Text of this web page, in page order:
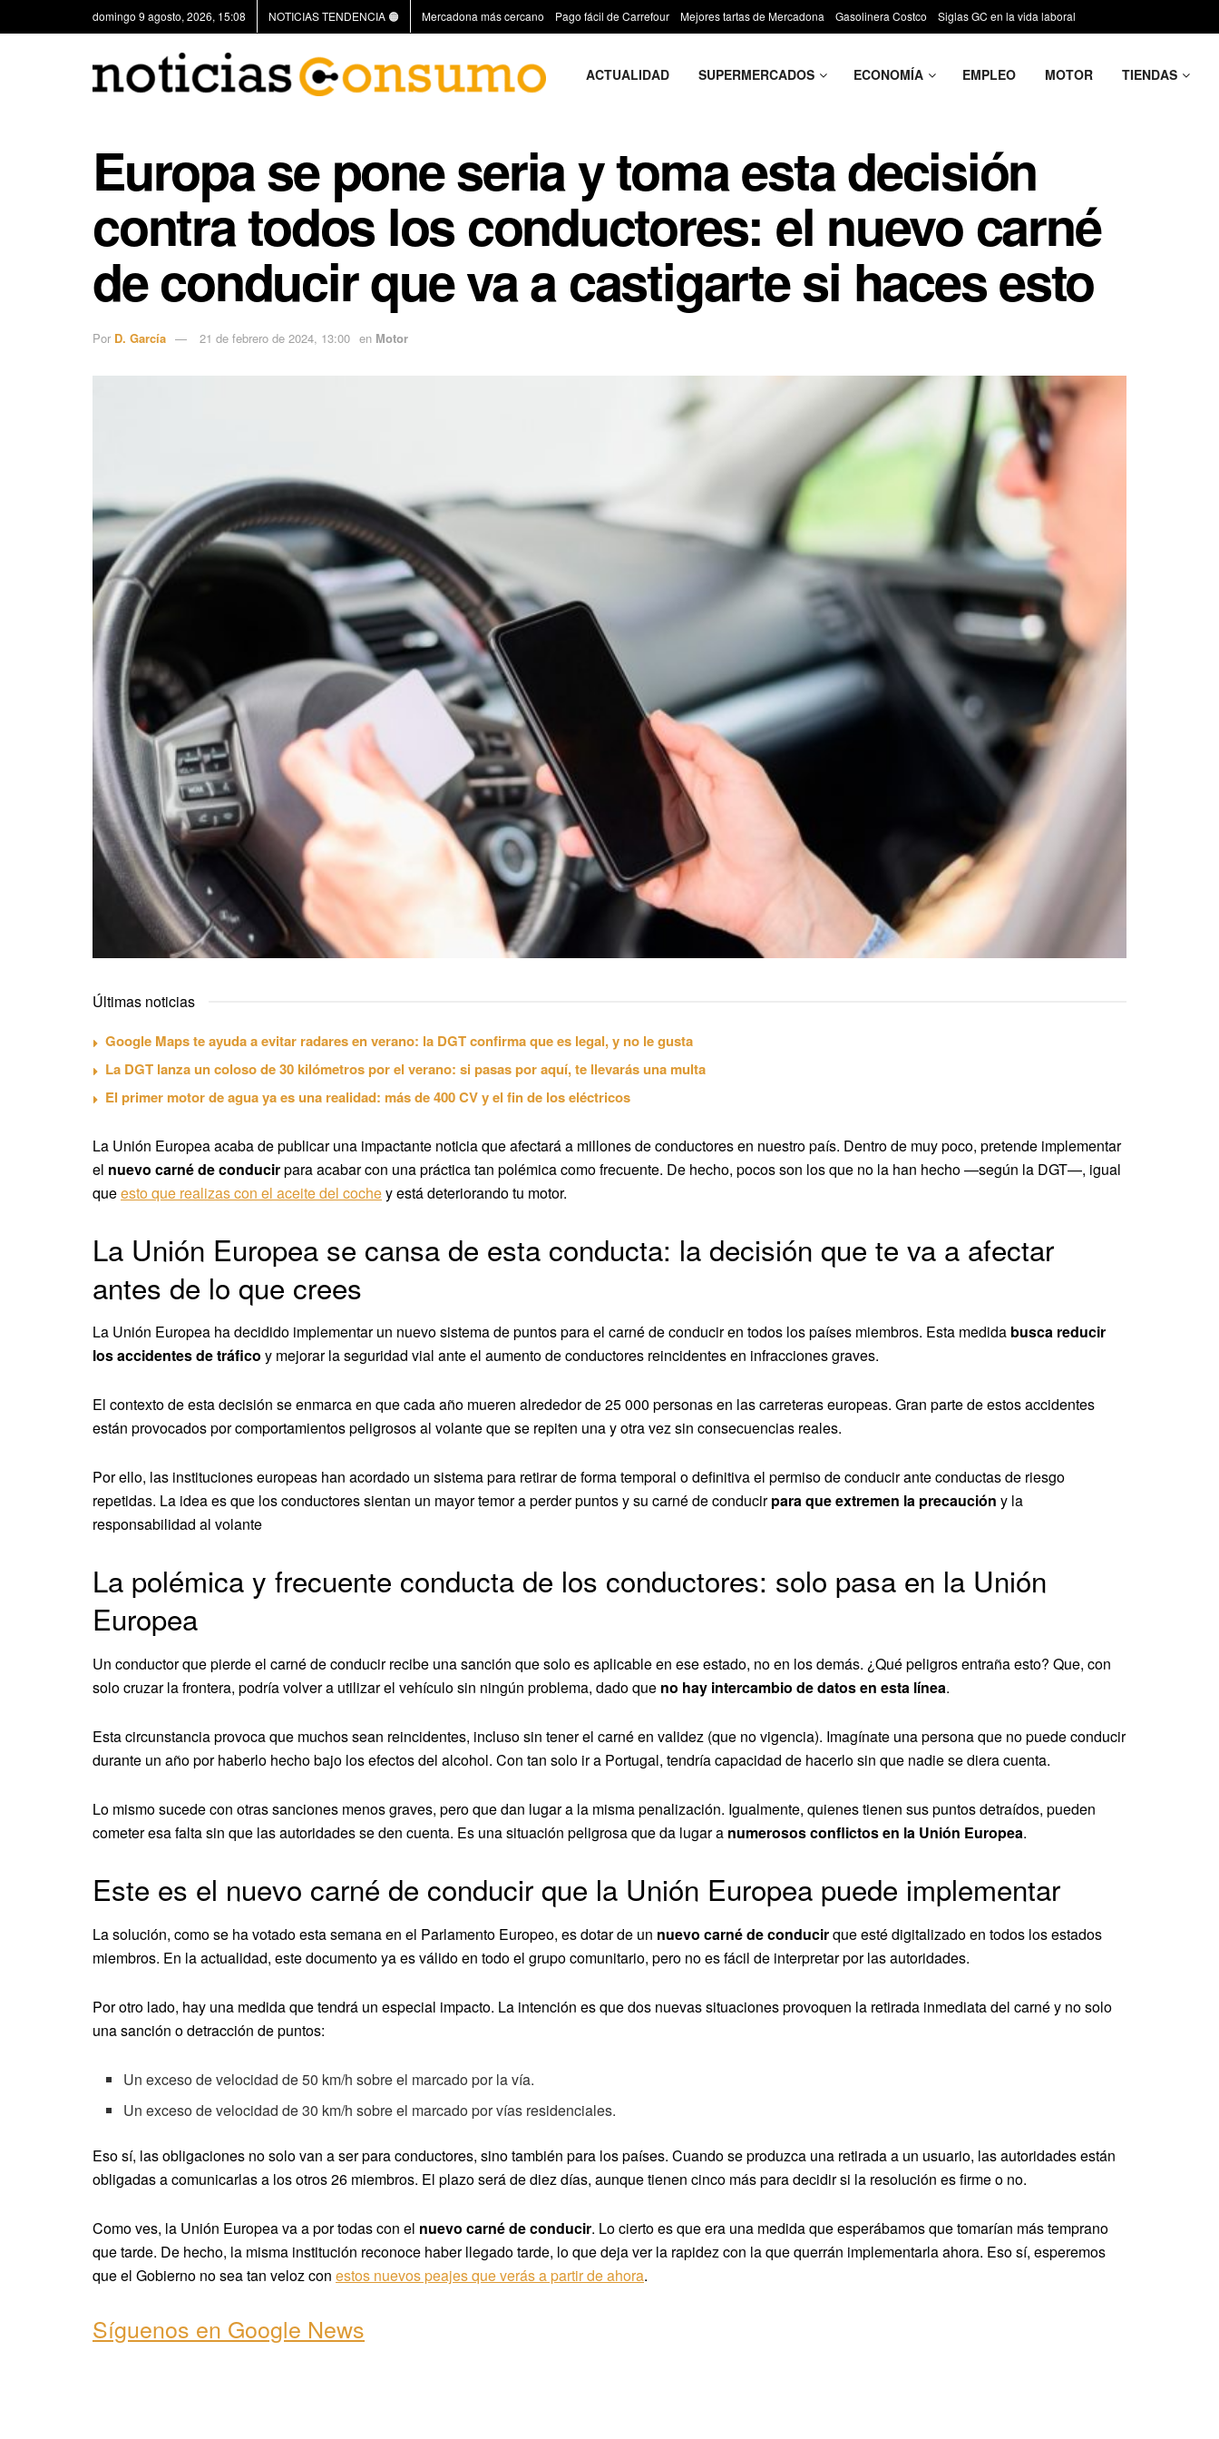
domingo 9 agosto, 2026, 15:08 NOTICIAS TENDENCIA 🟠 Mercadona más cercano Pago fácil de Carrefour Mejores tartas de Mercadona Gasolinera Costco Siglas GC en la vida laboral
ACTUALIDAD SUPERMERCADOS ECONOMÍA EMPLEO MOTOR TIENDAS
Europa se pone seria y toma esta decisión
contra todos los conductores: el nuevo carné
de conducir que va a castigarte si haces esto
Por D. García 21 de febrero de 2024, 13:00 en Motor
Últimas noticias
Google Maps te ayuda a evitar radares en verano: la DGT confirma que es legal, y no le gusta
La DGT lanza un coloso de 30 kilómetros por el verano: si pasas por aquí, te llevarás una multa
El primer motor de agua ya es una realidad: más de 400 CV y el fin de los eléctricos
La Unión Europea acaba de publicar una impactante noticia que afectará a millones de conductores en nuestro país. Dentro de muy poco, pretende implementar
el nuevo carné de conducirpara acabar con una práctica tan polémica como frecuente. De hecho, pocos son los que no la han hecho —según la DGT—, igual
queesto que realizas con el aceite del cochey está deteriorando tu motor.
La Unión Europea se cansa de esta conducta: la decisión que te va a afectar
antes de lo que crees
La Unión Europea ha decidido implementar un nuevo sistema de puntos para el carné de conducir en todos los países miembros. Esta medida busca reducir
los accidentes de tráfico y mejorar la seguridad vial ante el aumento de conductores reincidentes en infracciones graves.
El contexto de esta decisión se enmarca en que cada año mueren alrededor de 25 000 personas en las carreteras europeas. Gran parte de estos accidentes
están provocados por comportamientos peligrosos al volante que se repiten una y otra vez sin consecuencias reales.
Por ello, las instituciones europeas han acordado un sistema para retirar de forma temporal o definitiva el permiso de conducir ante conductas de riesgo
repetidas. La idea es que los conductores sientan un mayor temor a perder puntos y su carné de conducirpara que extremen la precaución y la
responsabilidad al volante
La polémica y frecuente conducta de los conductores: solo pasa en la Unión
Europea
Un conductor que pierde el carné de conducir recibe una sanción que solo es aplicable en ese estado, no en los demás. ¿Qué peligros entraña esto? Que, con
solo cruzar la frontera, podría volver a utilizar el vehículo sin ningún problema, dado que no hay intercambio de datos en esta línea.
Esta circunstancia provoca que muchos sean reincidentes, incluso sin tener el carné en validez (que no vigencia). Imagínate una persona que no puede conducir
durante un año por haberlo hecho bajo los efectos del alcohol. Con tan solo ir a Portugal, tendría capacidad de hacerlo sin que nadie se diera cuenta.
Lo mismo sucede con otras sanciones menos graves, pero que dan lugar a la misma penalización. Igualmente, quienes tienen sus puntos detraídos, pueden
cometer esa falta sin que las autoridades se den cuenta. Es una situación peligrosa que da lugar a numerosos conflictos en la Unión Europea.
Este es el nuevo carné de conducir que la Unión Europea puede implementar
La solución, como se ha votado esta semana en el Parlamento Europeo, es dotar de un nuevo carné de conducirque esté digitalizado en todos los estados
miembros. En la actualidad, este documento ya es válido en todo el grupo comunitario, pero no es fácil de interpretar por las autoridades.
Por otro lado, hay una medida que tendrá un especial impacto. La intención es que dos nuevas situaciones provoquen la retirada inmediata del carné y no solo
una sanción o detracción de puntos:
Un exceso de velocidad de 50 km/h sobre el marcado por la vía.
Un exceso de velocidad de 30 km/h sobre el marcado por vías residenciales.
Eso sí, las obligaciones no solo van a ser para conductores, sino también para los países. Cuando se produzca una retirada a un usuario, las autoridades están
obligadas a comunicarlas a los otros 26 miembros. El plazo será de diez días, aunque tienen cinco más para decidir si la resolución es firme o no.
Como ves, la Unión Europea va a por todas con el nuevo carné de conducir. Lo cierto es que era una medida que esperábamos que tomarían más temprano
que tarde. De hecho, la misma institución reconoce haber llegado tarde, lo que deja ver la rapidez con la que querrán implementarla ahora. Eso sí, esperemos
que el Gobierno no sea tan veloz con estos nuevos peajes que verás a partir de ahora.
Síguenos en Google News